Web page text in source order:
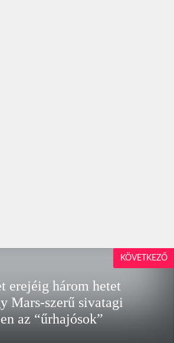
erejéig három hetet
Mars-szerű sivatagi
az “űrhajósok”
KÖVETKEZŐ